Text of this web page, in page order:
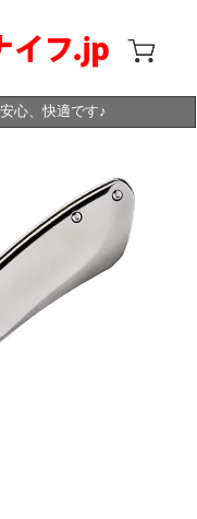
心、快適です♪